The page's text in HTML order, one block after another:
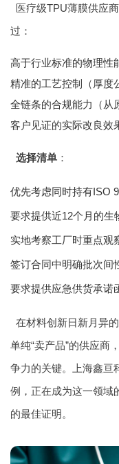
医疗级TPU薄膜供应
过：
高于行业标准的物理性
精准的工艺控制（厚度
全链条的合规能力（从
客户见证的实际改良效
选择清单：
优先考虑同时持有ISO
要求提供近12个月的生
实地考察工厂时重点观
签订合同中明确批次间
要求提供应急供货承诺
在材料创新日新月异
单纯“卖产品”的供应商
争力的关键。上海鑫亘
例，正在成为这一领
的最佳证明。